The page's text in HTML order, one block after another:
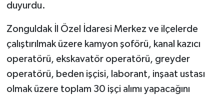
duyurdu.
Zonguldak İl Özel İdaresi Merkez ve ilçelerde
çalıştırılmak üzere kamyon şoförü, kanal kazıcı
operatörü, ekskavatör operatörü, greyder
operatörü, beden işçisi, laborant, inşaat ustası
olmak üzere toplam 30 işçi alımı yapacağını
Genel
Gökçebey
GÜNDEM
İş ilanı